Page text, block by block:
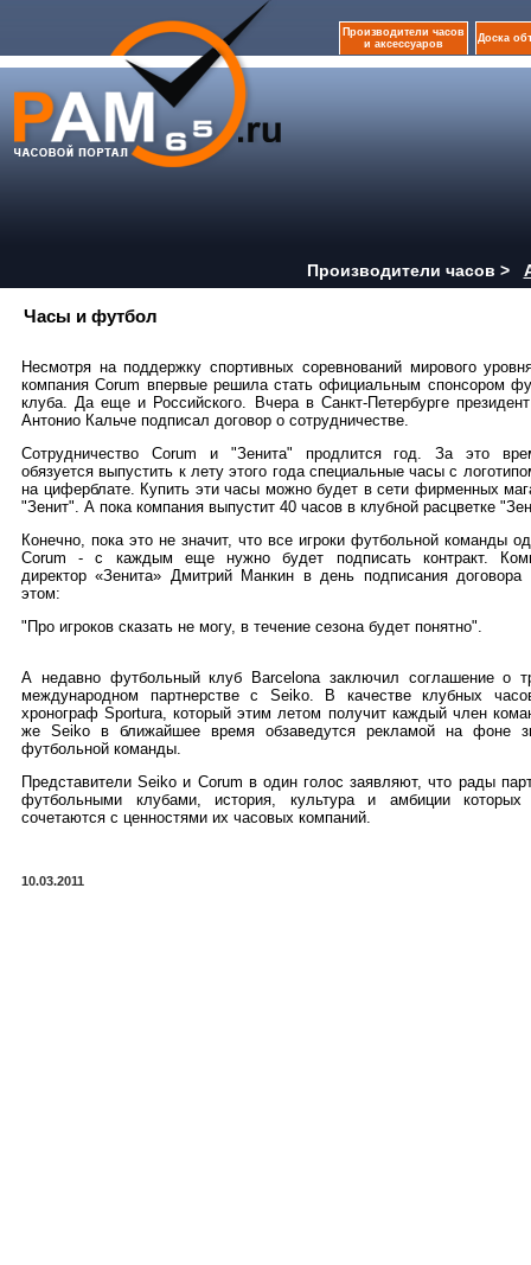
Производители часов
и аксессуаров
Доска
Производители часов >
Часы и футбол
Несмотря на поддержку спортивных соревнований мирового
компания Corum впервые решила стать официальным спонсором
клуба. Да еще и Российского. Вчера в Санкт-Петербурге
Антонио Кальче подписал договор о сотрудничестве.
Сотрудничество Corum и "Зенита" продлится год. За это
обязуется выпустить к лету этого года специальные часы с
на циферблате. Купить эти часы можно будет в сети фирменных
"Зенит". А пока компания выпустит 40 часов в клубной расцветке
Конечно, пока это не значит, что все игроки футбольной команды
Corum - с каждым еще нужно будет подписать контракт.
директор «Зенита» Дмитрий Манкин в день подписания договора
этом:
"Про игроков сказать не могу, в течение сезона будет понятно".
А недавно футбольный клуб Barcelona заключил соглашение о
международном партнерстве с Seiko. В качестве клубных
хронограф Sportura, который этим летом получит каждый член
же Seiko в ближайшее время обзаведутся рекламой на фоне
футбольной команды.
Представители Seiko и Corum в один голос заявляют, что рады
футбольными клубами, история, культура и амбиции которых
сочетаются с ценностями их часовых компаний.
10.03.2011